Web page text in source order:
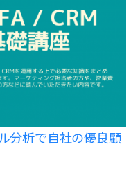
分析で自社の優良顧